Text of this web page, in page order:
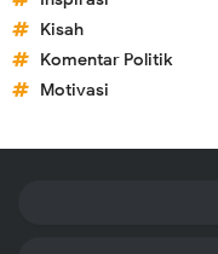
Kisah
Komentar Politik
Motivasi